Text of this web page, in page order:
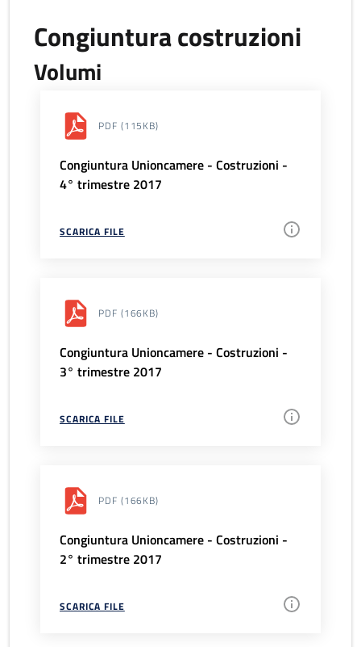
Congiuntura costruzioni
Volumi
PDF (115KB)
Congiuntura Unioncamere - Costruzioni -
4° trimestre 2017
SCARICA FILE
PDF (166KB)
Congiuntura Unioncamere - Costruzioni -
3° trimestre 2017
SCARICA FILE
PDF (166KB)
Congiuntura Unioncamere - Costruzioni -
2° trimestre 2017
SCARICA FILE